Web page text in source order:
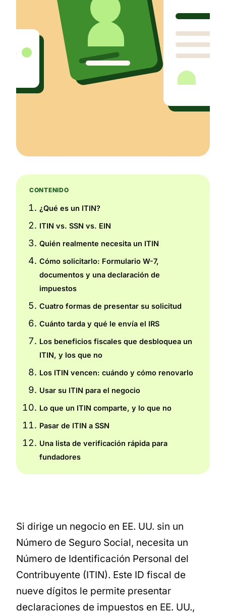
CONTENIDO
¿Qué es un ITIN?
ITIN vs. SSN vs. EIN
Quién realmente necesita un ITIN
Cómo solicitarlo: Formulario W-7,
documentos y una declaración de
impuestos
Cuatro formas de presentar su solicitud
Cuánto tarda y qué le envía el IRS
Los beneficios fiscales que desbloquea un
ITIN, y los que no
Los ITIN vencen: cuándo y cómo renovarlo
Usar su ITIN para el negocio
Lo que un ITIN comparte, y lo que no
Pasar de ITIN a SSN
Una lista de verificación rápida para
fundadores
Si dirige un negocio en EE. UU. sin un
Número de Seguro Social, necesita un
Número de Identificación Personal del
Contribuyente (ITIN). Este ID fiscal de
nueve dígitos le permite presentar
declaraciones de impuestos en EE. UU.,